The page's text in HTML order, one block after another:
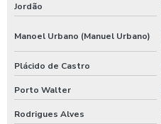
Jordão
Manoel Urbano (Manuel Urbano)
Plácido de Castro
Porto Walter
Rodrigues Alves